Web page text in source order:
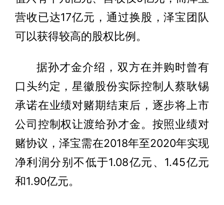
营收已达17亿元，通过换股，泽宝团队
可以获得较高的股权比例。
据孙才金介绍，双方在并购时曾有
口头约定，星徽股份实际控制人蔡耿锡
承诺在业绩对赌期结束后，逐步将上市
公司控制权让渡给孙才金。按照业绩对
赌协议，泽宝需在2018年至2020年实现
净利润分别不低于1.08亿元、1.45亿元
和1.90亿元。